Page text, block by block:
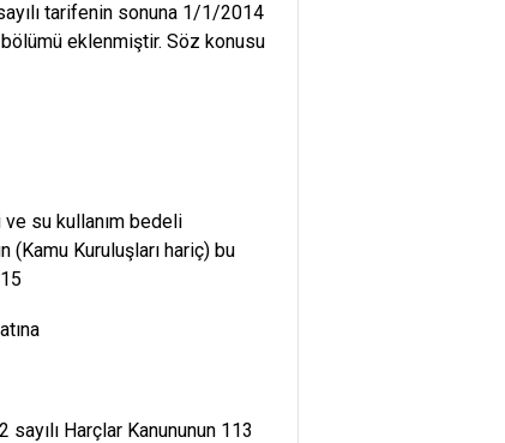
tarifenin sonuna 1/1/2014
eklenmiştir. Söz konusu
su kullanım bedeli
Kuruluşları hariç) bu
Harçlar Kanununun 113